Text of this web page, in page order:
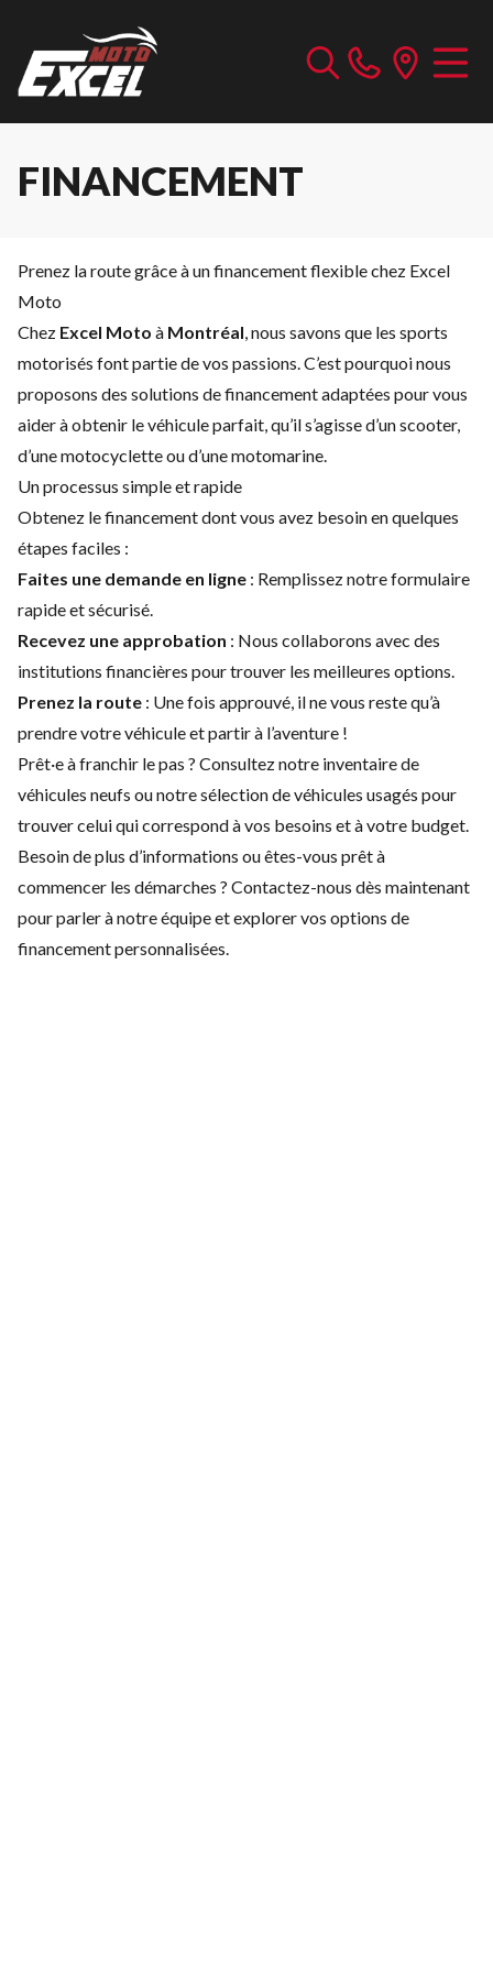
FINANCEMENT
Prenez la route grâce à un financement flexible chez Excel
Moto
Chez Excel Moto à Montréal, nous savons que les sports
motorisés font partie de vos passions. C’est pourquoi nous
proposons des solutions de financement adaptées pour vous
aider à obtenir le véhicule parfait, qu’il s’agisse d’un scooter,
d’une motocyclette ou d’une motomarine.
Un processus simple et rapide
Obtenez le financement dont vous avez besoin en quelques
étapes faciles :
Faites une demande en ligne : Remplissez notre formulaire
rapide et sécurisé.
Recevez une approbation : Nous collaborons avec des
institutions financières pour trouver les meilleures options.
Prenez la route : Une fois approuvé, il ne vous reste qu’à
prendre votre véhicule et partir à l’aventure !
Prêt·e à franchir le pas ? Consultez notre inventaire de
véhicules neufs ou notresélection de véhicules usagés pour
trouver celui qui correspond à vos besoins et à votre budget.
Besoin de plus d’informations ou êtes-vous prêt à
commencer les démarches ? Contactez-nous dès maintenant
pour parler à notre équipe et explorer vos options de
financement personnalisées.